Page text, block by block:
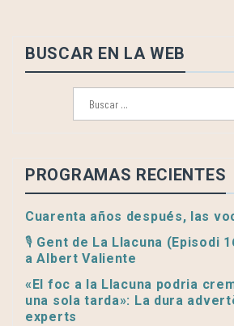
BUSCAR EN LA WEB
PROGRAMAS RECIENTES
Cuarenta años después, las
🎙️ Gent de La Llacuna (Episodi
a Albert Valiente
«El foc a la Llacuna podria
una sola tarda»: La dura
experts